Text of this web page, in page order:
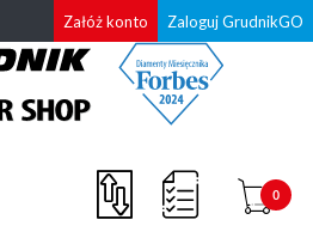
Załóż konto Zaloguj GrudnikGO
0